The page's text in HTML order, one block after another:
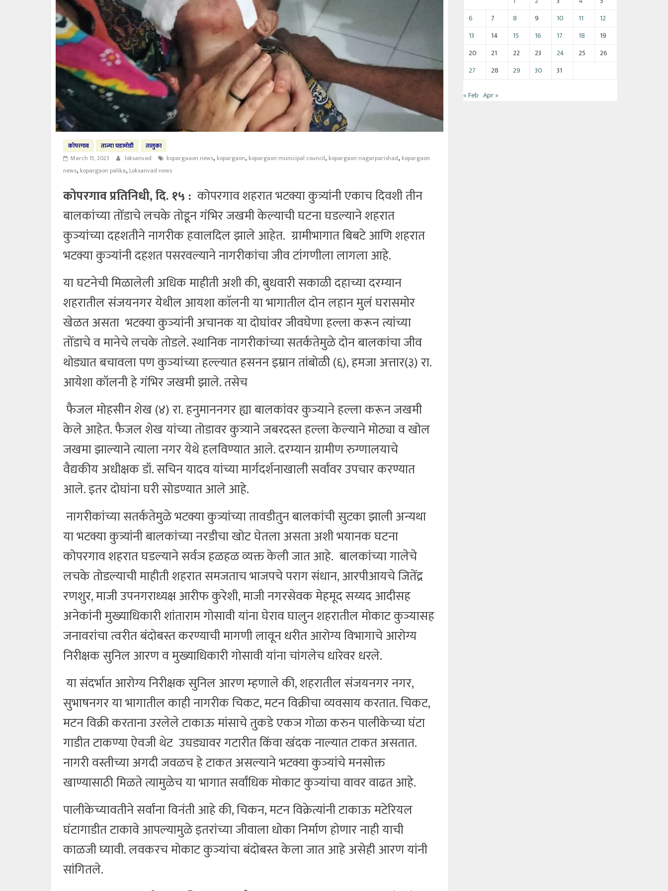
कोपरगाव ताज्या घडामोडी
तालुका
March 15, 2023
loksanvad kopargaaon news, kopargaon, kopargaon municipal council, kopargaon nagarparishad, kopargaon
news, kopargaon palika, Loksanvad news
कोपरगाव प्रतिनिधी, दि. १५ : कोपरगाव शहरात भटक्या कुत्र्यांनी एकाच दिवशी तीन
बालकांच्या तोंडाचे लचके तोडून गंभिर जखमी केल्याची घटना घडल्याने शहरात
कुञ्यांच्या दहशतीने नागरीक हवालदिल झाले आहेत. ग्रामीभागात बिबटे आणि शहरात
भटक्या कुञ्यांनी दहशत पसरवल्याने नागरीकांचा जीव टांगणीला लागला आहे.
या घटनेची मिळालेली अधिक माहीती अशी की, बुधवारी सकाळी दहाच्या दरम्यान
शहरातील संजयनगर येथील आयशा काॅलनी या भागातील दोन लहान मुलं घरासमोर
खेळत असता भटक्या कुञ्यांनी अचानक या दोघांवर जीवघेणा हल्ला करून त्यांच्या
तोंडाचे व मानेचे लचके तोडले. स्थानिक नागरीकांच्या सतर्कतेमुळे दोन बालकांचा जीव
थोड्यात बचावला पण कुञ्यांच्या हल्ल्यात हसनन इम्रान तांबोळी (६), हमजा अत्तार(३) रा.
आयेशा कॉलनी हे गंभिर जखमी झाले. तसेच
फैजल मोहसीन शेख (४) रा. हनुमाननगर ह्या बालकांवर कुञ्याने हल्ला करून जखमी
केले आहेत. फैजल शेख यांच्या तोडावर कुत्र्याने जबरदस्त हल्ला केल्याने मोठ्या व खोल
जखमा झाल्याने त्याला नगर येथे हलविण्यात आले. दरम्यान ग्रामीण रुग्णालयाचे
वैद्यकीय अधीक्षक डॉ. सचिन यादव यांच्या मार्गदर्शनाखाली सर्वांवर उपचार करण्यात
आले. इतर दोघांना घरी सोडण्यात आले आहे.
नागरीकांच्या सतर्कतेमुळे भटक्या कुत्र्यांच्या तावडीतुन बालकांची सुटका झाली अन्यथा
या भटक्या कुत्र्यांनी बालकांच्या नरडीचा खोट घेतला असता अशी भयानक घटना
कोपरगाव शहरात घडल्याने सर्वञ हळहळ व्यक्त केली जात आहे. बालकांच्या गालेचे
लचके तोडल्याची माहीती शहरात समजताच भाजपचे पराग संधान, आरपीआयचे जितेंद्र
रणशुर, माजी उपनगराध्यक्ष आरीफ कुरेशी, माजी नगरसेवक मेहमूद सय्यद आदीसह
अनेकांनी मुख्याधिकारी शांताराम गोसावी यांना घेराव घालुन शहरातील मोकाट कुञ्यासह
जनावरांचा त्वरीत बंदोबस्त करण्याची मागणी लावून धरीत आरोग्य विभागाचे आरोग्य
निरीक्षक सुनिल आरण व मुख्याधिकारी गोसावी यांना चांगलेच धारेवर धरले.
या संदर्भात आरोग्य निरीक्षक सुनिल आरण म्हणाले की, शहरातील संजयनगर नगर,
सुभाषनगर या भागातील काही नागरीक चिकट, मटन विक्रीचा व्यवसाय करतात. चिकट,
मटन विक्री करताना उरलेले टाकाऊ मांसाचे तुकडे एकञ गोळा करुन पालीकेच्या घंटा
गाडीत टाकण्या ऐवजी थेट उघड्यावर गटारीत किंवा खंदक नाल्यात टाकत असतात.
नागरी वस्तीच्या अगदी जवळच हे टाकत असल्याने भटक्या कुञ्यांचे मनसोक्त
खाण्यासाठी मिळते त्यामुळेच या भागात सर्वांधिक मोकाट कुञ्यांचा वावर वाढत आहे.
पालीकेच्यावतीने सर्वांना विनंती आहे की, चिकन, मटन विक्रेत्यांनी टाकाऊ मटेरियल
घंटागाडीत टाकावे आपल्यामुळे इतरांच्या जीवाला धोका निर्माण होणार नाही याची
काळजी घ्यावी. लवकरच मोकाट कुञ्यांचा बंदोबस्त केला जात आहे असेही आरण यांनी
सांगितले.
6
7 8 9 10 11
12
13
14 15 16 17 18
19
20
21 22 23 24 25
26
27
28 29 30 31
« Feb Apr »